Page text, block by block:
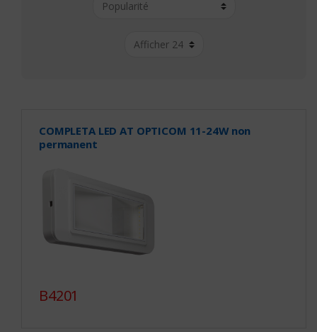
COMPLETA LED AT OPTICOM 11-24W non
permanent
B4201